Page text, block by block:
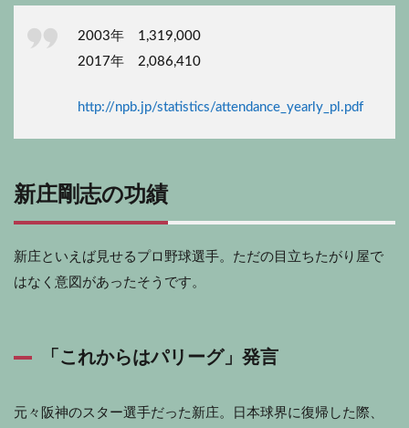
2003年 1,319,000
2017年 2,086,410
http://npb.jp/statistics/attendance_yearly_pl.pdf
新庄剛志の功績
新庄といえば見せるプロ野球選手。ただの目立ちたがり屋で
はなく意図があったそうです。
「これからはパリーグ」発言
元々阪神のスター選手だった新庄。日本球界に復帰した際、